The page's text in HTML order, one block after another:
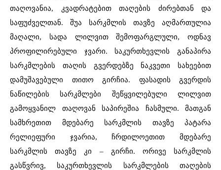
თაღოვანია, კვადრატებით თაღების ძირებთან და
საფუძველთან. შუა სარკმლის თავზე აღმართულია
მაღალი, სადა ლილვით შემოფარგლული, ოდნავ
პროფილირებული ჯვარი. საკურთხევლის განაპირა
სარკმლების თაღის გვერდებზე ნაკვეთი სახეებით
დამუშავებული თითო გირჩია. ფასადის გვერდის
ნაწილების სარკმლები შეწყვილებული ლილვით
გამოყვანილ თაღოვან საპირეშია ჩასმული. მათგან
სამხრეთით მდებარე სარკმლის თავზე პატარა
რელიეფური ჯვარია, ჩრდილოეთით მდებარე
სარკმლის თავზე კი – გირჩი. ორივე სარკმლის
გასწვრივ, საკურთხევლის სარკმლების თაღების